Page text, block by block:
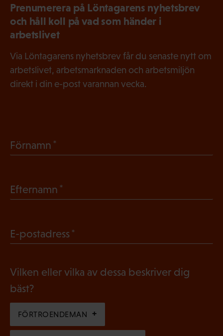
Prenumerera på Löntagarens nyhetsbrev
och håll koll på vad som händer i
arbetslivet
Via Löntagarens nyhetsbrev får du senaste nytt om
arbetslivet, arbetsmarknaden och arbetsmiljön
direkt i din e-post varannan vecka.
Förnamn
a
o
s
Efternamn
l
g
t
o
E-postadress
g
a
Vilken eller vilka av dessa beskriver dig
bäst?
FÖRTROENDEMAN